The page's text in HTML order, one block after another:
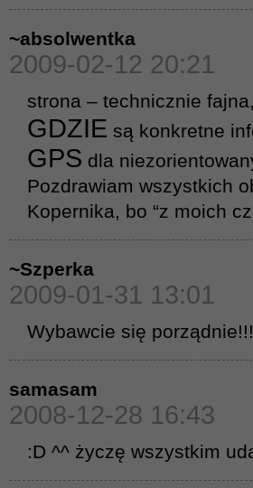
~absolwentka
2009-02-12 20:21
strona – technicznie
GDZIE są konkretne
GPS dla
Pozdrawiam wszystkich
Kopernika, bo “z moich
~Szperka
2009-01-31 13:01
Wybawcie się
samasam
2008-12-28 16:43
:D ^^ życzę wszystkim